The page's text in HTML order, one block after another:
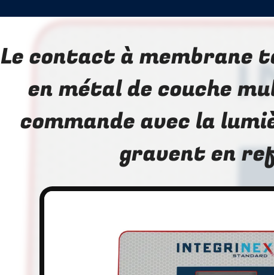
Le contact à membrane
en métal de couche
commande avec la
gravent en